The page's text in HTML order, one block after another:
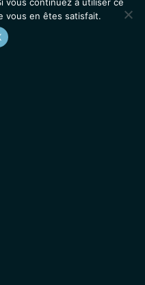
vous en êtes satisfait.